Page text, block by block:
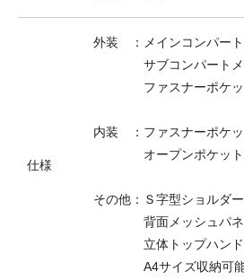
仕様
外装 ：メインコンパート
サブコンパートメ
ファスナーポケッ
内装 ：ファスナーポケッ
オープンポケット
その他：Ｓ字型ショルダ
背面メッシュパネ
立体トップハンド
A4サイズ収納可